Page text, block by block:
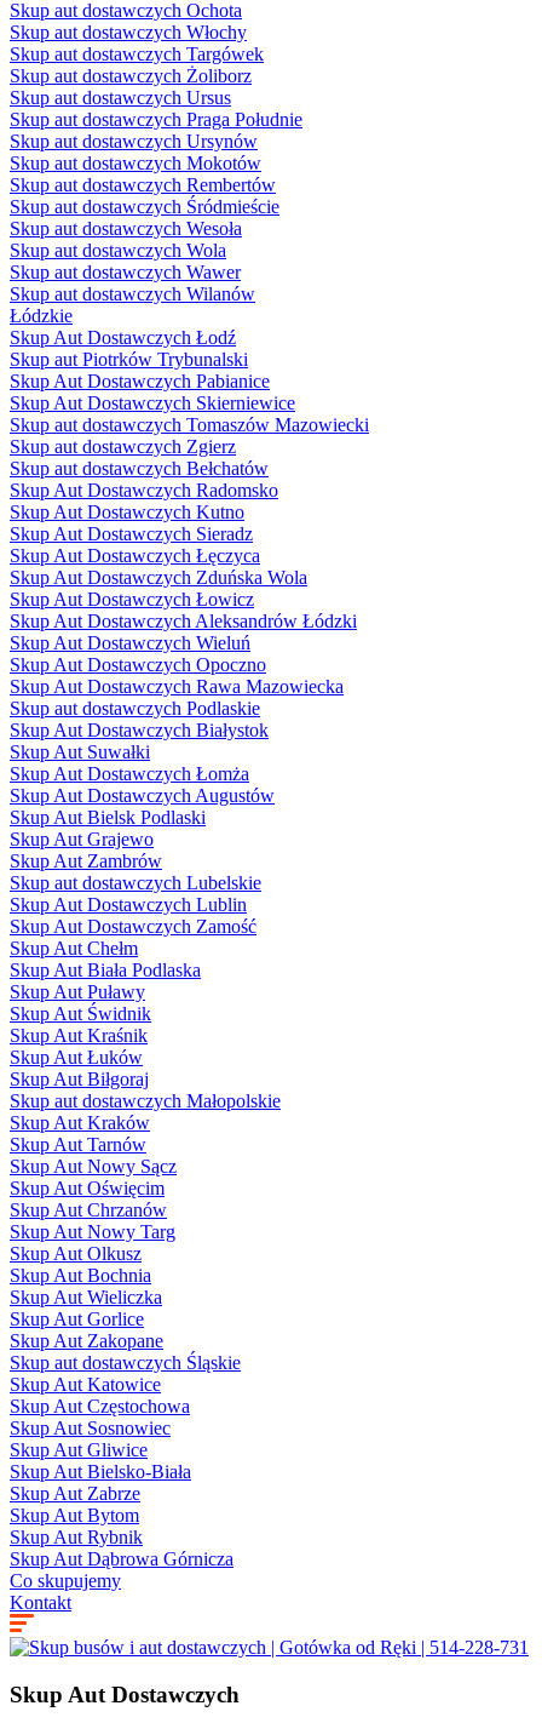
Skup aut dostawczych Ochota
Skup aut dostawczych Włochy
Skup aut dostawczych Targówek
Skup aut dostawczych Żoliborz
Skup aut dostawczych Ursus
Skup aut dostawczych Praga Południe
Skup aut dostawczych Ursynów
Skup aut dostawczych Mokotów
Skup aut dostawczych Rembertów
Skup aut dostawczych Śródmieście
Skup aut dostawczych Wesoła
Skup aut dostawczych Wola
Skup aut dostawczych Wawer
Skup aut dostawczych Wilanów
Łódzkie
Skup Aut Dostawczych Łodź
Skup aut Piotrków Trybunalski
Skup Aut Dostawczych Pabianice
Skup Aut Dostawczych Skierniewice
Skup aut dostawczych Tomaszów Mazowiecki
Skup aut dostawczych Zgierz
Skup aut dostawczych Bełchatów
Skup Aut Dostawczych Radomsko
Skup Aut Dostawczych Kutno
Skup Aut Dostawczych Sieradz
Skup Aut Dostawczych Łęczyca
Skup Aut Dostawczych Zduńska Wola
Skup Aut Dostawczych Łowicz
Skup Aut Dostawczych Aleksandrów Łódzki
Skup Aut Dostawczych Wieluń
Skup Aut Dostawczych Opoczno
Skup Aut Dostawczych Rawa Mazowiecka
Skup aut dostawczych Podlaskie
Skup Aut Dostawczych Białystok
Skup Aut Suwałki
Skup Aut Dostawczych Łomża
Skup Aut Dostawczych Augustów
Skup Aut Bielsk Podlaski
Skup Aut Grajewo
Skup Aut Zambrów
Skup aut dostawczych Lubelskie
Skup Aut Dostawczych Lublin
Skup Aut Dostawczych Zamość
Skup Aut Chełm
Skup Aut Biała Podlaska
Skup Aut Puławy
Skup Aut Świdnik
Skup Aut Kraśnik
Skup Aut Łuków
Skup Aut Biłgoraj
Skup aut dostawczych Małopolskie
Skup Aut Kraków
Skup Aut Tarnów
Skup Aut Nowy Sącz
Skup Aut Oświęcim
Skup Aut Chrzanów
Skup Aut Nowy Targ
Skup Aut Olkusz
Skup Aut Bochnia
Skup Aut Wieliczka
Skup Aut Gorlice
Skup Aut Zakopane
Skup aut dostawczych Śląskie
Skup Aut Katowice
Skup Aut Częstochowa
Skup Aut Sosnowiec
Skup Aut Gliwice
Skup Aut Bielsko-Biała
Skup Aut Zabrze
Skup Aut Bytom
Skup Aut Rybnik
Skup Aut Dąbrowa Górnicza
Co skupujemy
Kontakt
Skup Aut Dostawczych